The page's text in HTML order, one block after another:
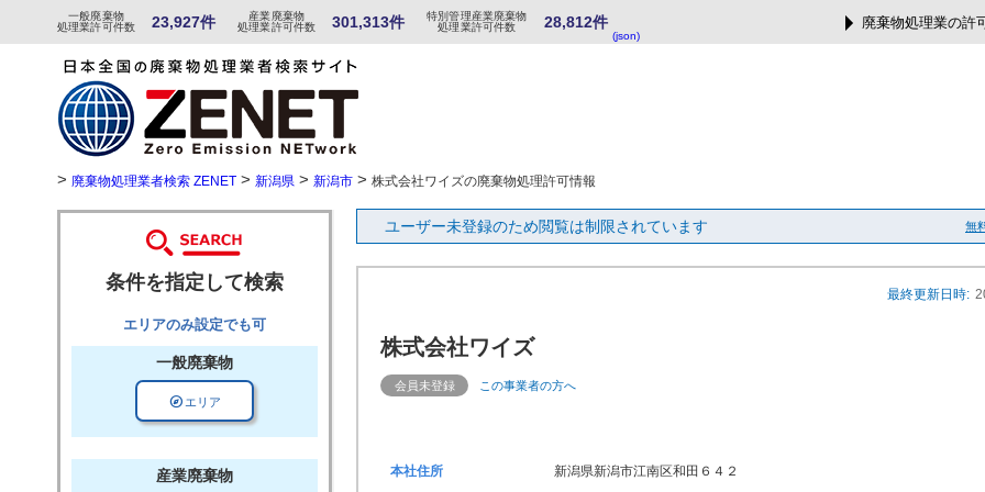
一般廃棄物
処理業許可件数
23,927件 産業廃棄物
処理業許可件数
301,313件 特別管理産業廃棄物
処理業許可件数
28,812件
(json)
廃棄物処理業の許
> 廃棄物処理業者検索 ZENET > 新潟県 > 新潟市 > 株式会社ワイズの廃棄物処理許可情報
条件を指定して検索
エリアのみ設定でも可
一般廃棄物
explore エリア
産業廃棄物
ユーザー未登録のため閲覧は制限されています 無
最終更新日時:
株式会社ワイズ
会員未登録 この事業者の方へ
本社住所 新潟県新潟市江南区和田６４２